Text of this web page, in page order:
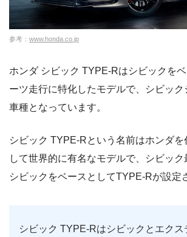
参考： www.honda.co.jp
ホンダ シビック TYPE-Rはシビックを
ーツ走行に特化したモデルで、シビック
車種となっています。
シビック TYPE-Rという名前はホンダを
して世界的に有名なモデルで、シビック
シビックをベースとしてTYPE-Rが設定
シビック TYPE-Rはシビックとエクス